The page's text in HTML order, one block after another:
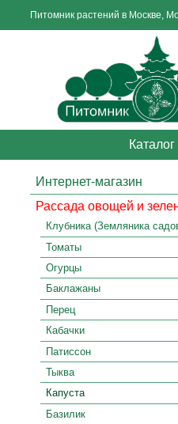
Питомник растений в Москве,
Каталог
Интернет-магазин
Рассада овощей и
Клубника (Земляника
Томаты
Огурцы
Баклажаны
Перец
Кабачки
Патиссон
Тыква
Капуста
Базилик